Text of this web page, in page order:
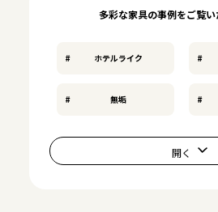
多彩な家具の事例をご覧
ホテルライク
無垢